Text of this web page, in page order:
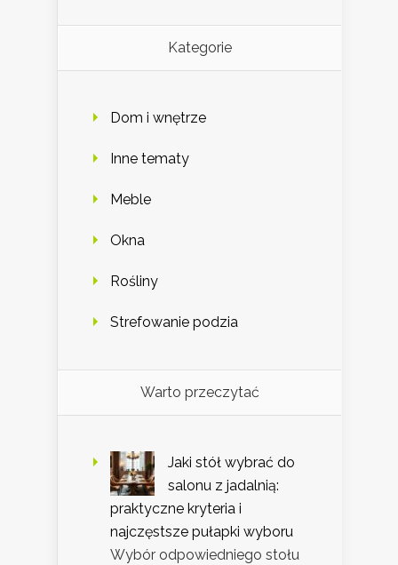
Kategorie
Dom i wnętrze
Inne tematy
Meble
Okna
Rośliny
Strefowanie podzia
Warto przeczytać
Jaki stół wybrać do
salonu z jadalnią:
praktyczne kryteria i
najczęstsze pułapki wyboru
Wybór odpowiedniego stołu